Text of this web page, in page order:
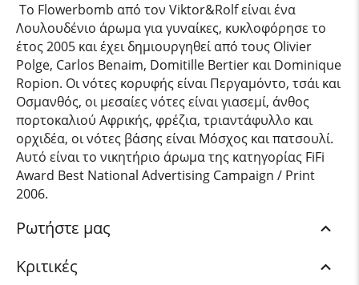
Το Flowerbomb από τον Viktor&Rolf είναι ένα
Λουλουδένιο άρωμα για γυναίκες, κυκλοφόρησε το
έτος 2005 και έχει δημιουργηθεί από τους Olivier
Polge, Carlos Benaim, Domitille Bertier και Dominique
Ropion. Οι νότες κορυφής είναι Περγαμόντο, τσάι και
Oσμανθός, οι μεσαίες νότες είναι γιασεμί, άνθος
πορτοκαλιού Αφρικής, φρέζια, τριαντάφυλλο και
ορχιδέα, οι νότες βάσης είναι Μόσχος και πατσουλί.
Αυτό είναι το νικητήριο άρωμα της κατηγορίας FiFi
Award Best National Advertising Campaign / Print
2006.
Ρωτήστε μας
Κριτικές